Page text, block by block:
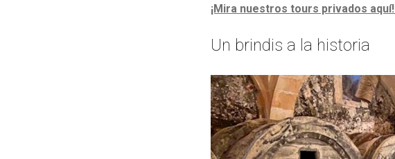
¡Mira nuestros tours privados aquí!
Un brindis a la historia